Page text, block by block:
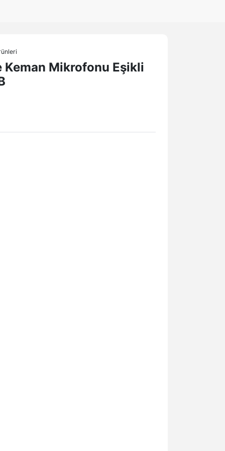
Keman Mikrofonu Eşikli